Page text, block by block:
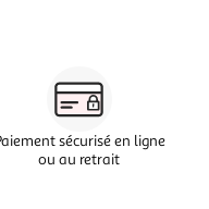
sécurisé en ligne
ou au retrait